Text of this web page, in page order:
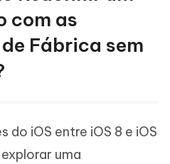
com as
Fábrica sem
do iOS entre iOS 8 e iOS
uma